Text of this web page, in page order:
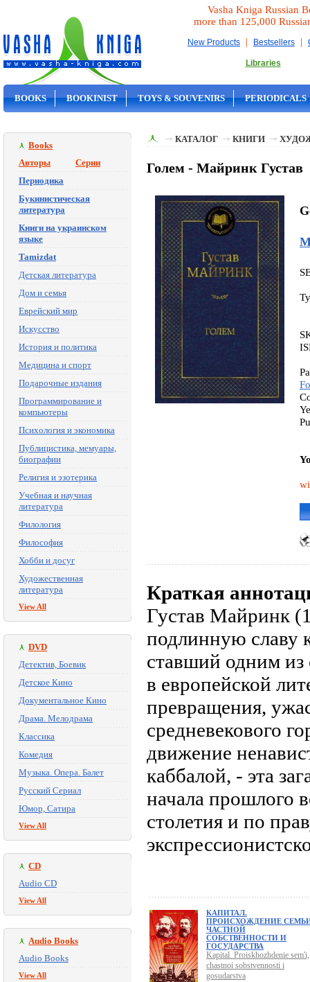
Vasha Kniga Russian
more than 125,000
New Products | Bestsellers |
Libraries
BOOKS BOOKINIST TOYS & SOUVENIRS PERIODICALS
Books
Авторы
Серии
Периодика
Букинистическая
литература
Книги на украинском
языке
Tamizdat
Детская литература
Дом и семья
Еврейский мир
Искусство
История и политика
Медицина и спорт
Подарочные издания
Программирование и
компьютеры
Психология и экономика
Публицистика, мемуары,
биографии
Религия и эзотерика
Учебная и научная
литература
Филология
Философия
Хобби и досуг
Художественная
литература
View All
DVD
Детектив, Боевик
Детское Кино
Документальное Кино
Драма. Мелодрама
Классика
Комедия
Музыка. Опера. Балет
Русский Сериал
Юмор, Сатира
View All
CD
Audio CD
View All
Audio Books
Audio Books
View All
КАТАЛОГ КНИГИ
Голем - Майринк Густав
Краткая
Густав Майринк
подлинную славу
ставший одним из
в европейской
превращения,
средневекового
движение
каббалой, - эта
начала прошлого
столетия и по
КАПИТАЛ.
ПРОИСХОЖДЕНИЕ
ЧАСТНОЙ
СОБСТВЕННОСТИ И
ГОСУДАРСТВА
Kapital. Proiskhozhdenie sem'i,
chastnoi sobstvennosti i
gosudarstva